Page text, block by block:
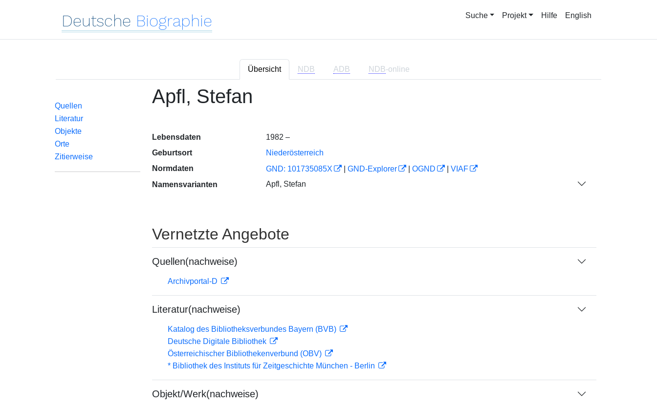
Deutsche Biographie Suche Projekt Hilfe English
Übersicht NDB ADB NDB-online
Quellen
Literatur
Objekte
Orte
Zitierweise
Apfl, Stefan
Lebensdaten
1982 –
Geburtsort
Niederösterreich
Normdaten
GND: 101735085X GND-Explorer OGND
VIAF
Namensvarianten
Apfl, Stefan
Vernetzte Angebote
Quellen(nachweise)
Archivportal-D
Literatur(nachweise)
Katalog des Bibliotheksverbundes Bayern (BVB)
Deutsche Digitale Bibliothek
Österreichischer Bibliothekenverbund (OBV)
* Bibliothek des Instituts für Zeitgeschichte München - Berlin
Objekt/Werk(nachweise)